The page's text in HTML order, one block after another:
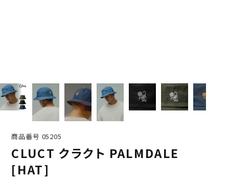
商品番号 05205
CLUCT クラクト PALMDALE
[HAT]